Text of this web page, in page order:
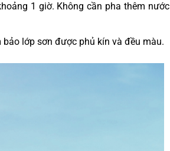
1 giờ. Không cần pha thêm nước
lớp sơn được phủ kín và đều màu.